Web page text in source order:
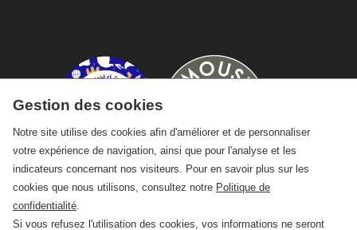
Gestion des cookies
Notre site utilise des cookies afin d'améliorer et de personnaliser
votre expérience de navigation, ainsi que pour l'analyse et les
indicateurs concernant nos visiteurs. Pour en savoir plus sur les
cookies que nous utilisons, consultez notre Politique de
confidentialité
Si vous refusez l'utilisation des cookies, vos informations ne seront